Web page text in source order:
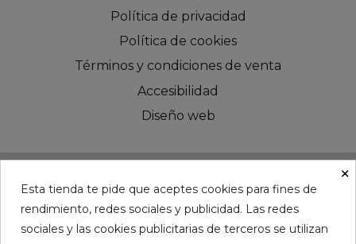
Política de privacidad
Política de cookies
Términos y condiciones de venta
Accesibilidad
Diseño web
©CHESS AUDIO - Since 2016
×
Esta tienda te pide que aceptes cookies para fines de
rendimiento, redes sociales y publicidad. Las redes
sociales y las cookies publicitarias de terceros se utilizan